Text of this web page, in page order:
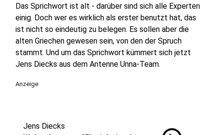
Das Sprichwort ist alt - darüber sind sich alle Experten
einig. Doch wer es wirklich als erster benutzt hat, das
ist nicht so eindeutig zu belegen. Es sollen aber die
alten Griechen gewesen sein, von den der Spruch
stammt. Und um das Sprichwort kümmert sich jetzt
Jens Diecks aus dem Antenne Unna-Team.
Anzeige
Jens Diecks